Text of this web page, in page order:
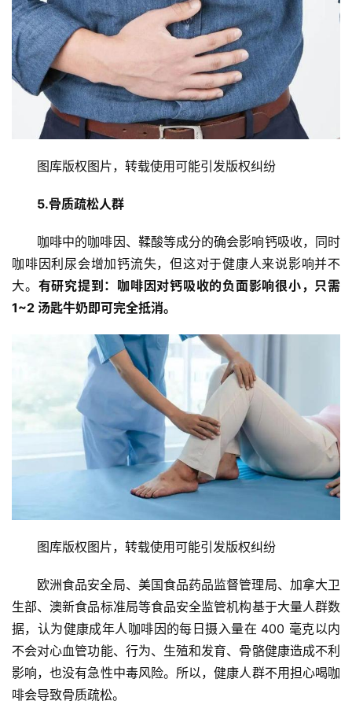
图库版权图片，转载使用可能引发版权纠纷
5.骨质疏松人群
咖啡中的咖啡因、鞣酸等成分的确会影响钙吸收，同时
咖啡因利尿会增加钙流失，但这对于健康人来说影响并不
大。 有研究提到：咖啡因对钙吸收的负面影响很小，只需
1~2 汤匙牛奶即可完全抵消。
图库版权图片，转载使用可能引发版权纠纷
欧洲食品安全局、美国食品药品监督管理局、加拿大卫
生部、澳新食品标准局等食品安全监管机构基于大量人群数
据，认为健康成年人咖啡因的每日摄入量在 400 毫克以内
不会对心血管功能、行为、生殖和发育、骨骼健康造成不利
影响，也没有急性中毒风险。所以，健康人群不用担心喝咖
啡会导致骨质疏松。